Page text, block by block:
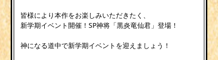
皆様により本作をお楽しみいただきたく、
新学期イベント開催！SP神将「黒炎竜仙君」登場！
神になる道中で新学期イベントを迎えましょう！